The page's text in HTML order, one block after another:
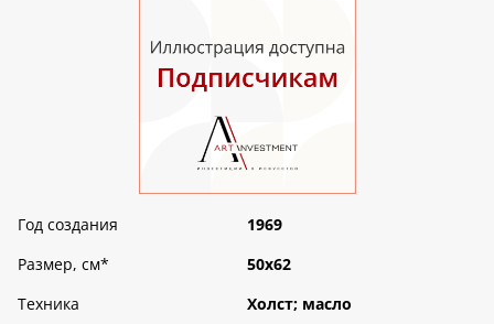
Год создания
1969
Размер, см*
50х62
Техника
Холст; масло